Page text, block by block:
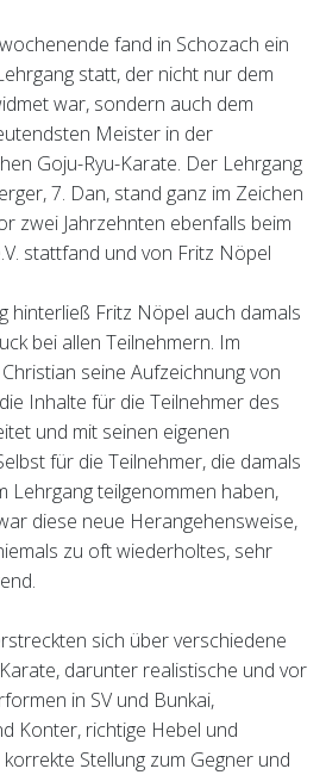
fand in Schozach ein
statt, der nicht nur dem
war, sondern auch dem
Meister in der
Goju-Ryu-Karate. Der Lehrgang
7. Dan, stand ganz im Zeichen
zwei Jahrzehnten ebenfalls beim
stattfand und von Fritz Nöpel
hinterließ Fritz Nöpel auch damals
bei allen Teilnehmern. Im
seine Aufzeichnung von
Inhalte für die Teilnehmer des
und mit seinen eigenen
für die Teilnehmer, die damals
Lehrgang teilgenommen haben,
diese neue Herangehensweise,
zu oft wiederholtes, sehr
sich über verschiedene
darunter realistische und vor
in SV und Bunkai,
Konter, richtige Hebel und
Stellung zum Gegner und